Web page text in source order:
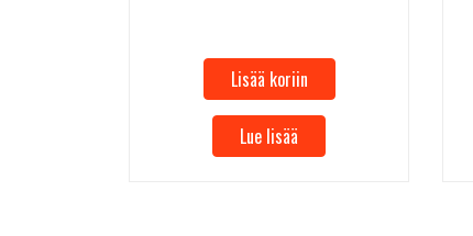
Lisää koriin
Lue lisää